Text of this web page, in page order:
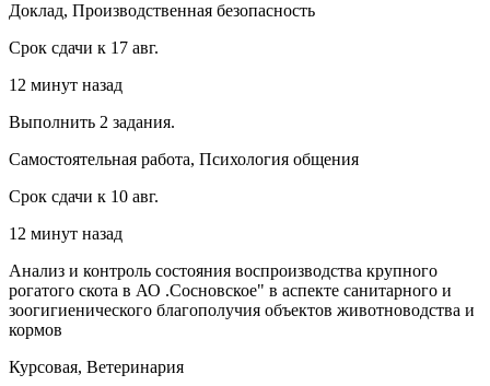
Доклад, Производственная безопасность
Срок сдачи к 17 авг.
12 минут назад
Выполнить 2 задания.
Самостоятельная работа, Психология общения
Срок сдачи к 10 авг.
12 минут назад
Анализ и контроль состояния воспроизводства крупного
рогатого скота в АО .Сосновское" в аспекте санитарного и
зоогигиенического благополучия объектов животноводства и
кормов
Курсовая, Ветеринария